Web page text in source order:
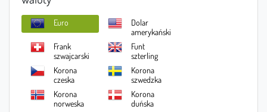
Euro
Dolar
amerykański
Frank
szwajcarski
Funt
szterling
Korona
czeska
Korona
szwedzka
Korona
norweska
Korona
duńska